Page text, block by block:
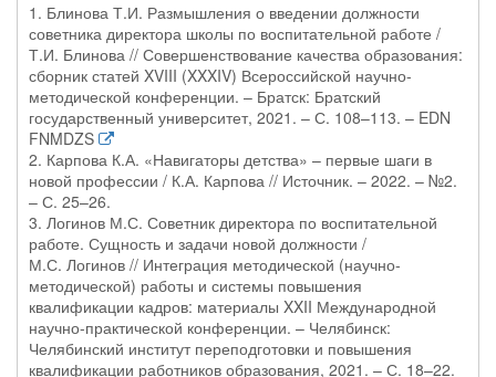
1. Блинова Т.И. Размышления о введении должности
советника директора школы по воспитательной работе /
Т.И. Блинова // Совершенствование качества образования:
сборник статей XVIII (XXXIV) Всероссийской научно-
методической конференции. – Братск: Братский
государственный университет, 2021. – С. 108–113. – EDN
FNMDZS
2. Карпова К.А. «Навигаторы детства» – первые шаги в
новой профессии / К.А. Карпова // Источник. – 2022. – №2.
– С. 25–26.
3. Логинов М.С. Советник директора по воспитательной
работе. Сущность и задачи новой должности /
М.С. Логинов // Интеграция методической (научно-
методической) работы и системы повышения
квалификации кадров: материалы XXII Международной
научно-практической конференции. – Челябинск:
Челябинский институт переподготовки и повышения
квалификации работников образования, 2021. – С. 18–22.